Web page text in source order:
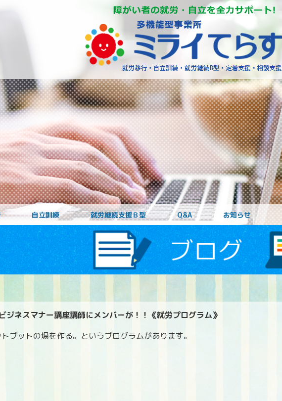
自立訓練 就労継続支援Ｂ型 Q&A お知らせ
ビジネスマナー講座講師にメンバーが！！《就労プログラム》
プットの場を作る。というプログラムがあります。